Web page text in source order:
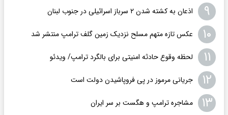
۹ اذعان به کشته شدن ۲ سرباز اسرائیلی در جنوب لبنان
۱۰ عکس تازه متهم مسلح نزدیک زمین گلف ترامپ منتشر شد
۱۱ لحظه وقوع حادثه امنیتی برای بالگرد ترامپ/ ویدئو
۱۲ جریانی مرموز در پی فروپاشیدن دولت است
۱۳ مشاجره ترامپ و هگست بر سر ایران